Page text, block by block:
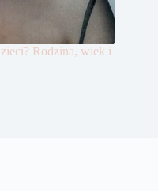
Rodzina, wiek i